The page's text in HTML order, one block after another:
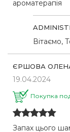
ароматерапія
Вітаємо,
ЄРШОВА
19.04.2024
Покупка
Запах цього